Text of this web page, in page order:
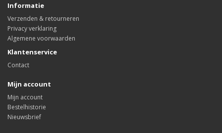
Informatie
Verzenden & retourneren
Privacy verklaring
Algemene voorwaarden
Klantenservice
Contact
Mijn account
Mijn account
Bestelhistorie
Nieuwsbrief